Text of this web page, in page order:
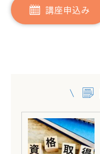
講座申込み